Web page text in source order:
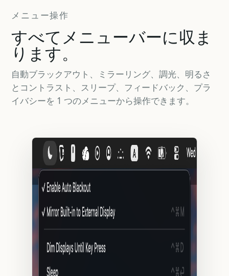
メニュー操作
すべてメニューバーに収ま
ります。
自動ブラックアウト、ミラーリング、調光、明るさ
とコントラスト、スリープ、フィードバック、プラ
イバシーを 1 つのメニューから操作できます。